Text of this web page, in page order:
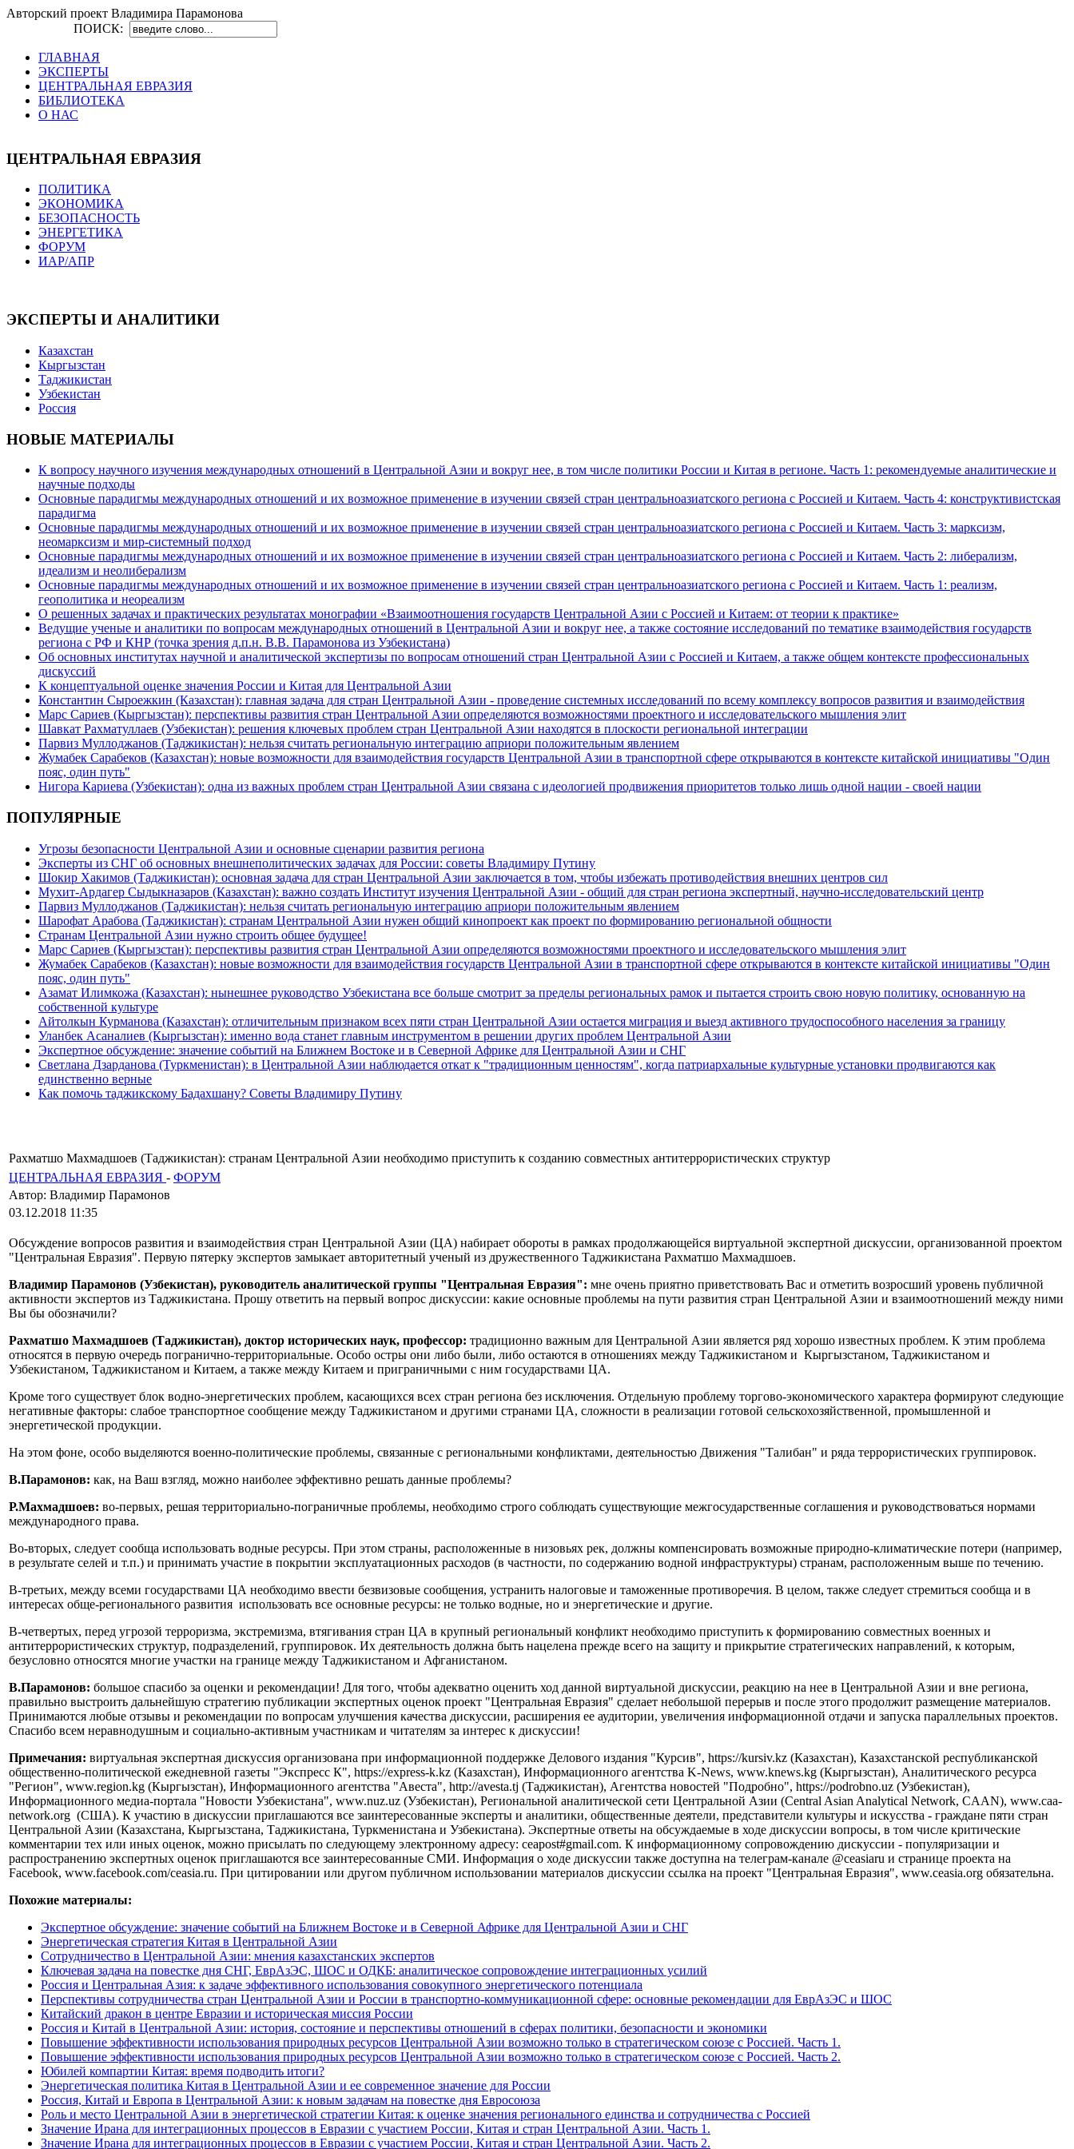
Авторский проект Владимира Парамонова
ПОИСК:
ГЛАВНАЯ
ЭКСПЕРТЫ
ЦЕНТРАЛЬНАЯ ЕВРАЗИЯ
БИБЛИОТЕКА
О НАС
ЦЕНТРАЛЬНАЯ ЕВРАЗИЯ
ПОЛИТИКА
ЭКОНОМИКА
БЕЗОПАСНОСТЬ
ЭНЕРГЕТИКА
ФОРУМ
ИАР/АПР
ЭКСПЕРТЫ И АНАЛИТИКИ
Казахстан
Кыргызстан
Таджикистан
Узбекистан
Россия
НОВЫЕ МАТЕРИАЛЫ
К вопросу научного изучения международных отношений в Центральной Азии и вокруг нее, в том числе политики России и Китая в регионе. Часть 1: рекомендуемые аналитические и
научные подходы
Основные парадигмы международных отношений и их возможное применение в изучении связей стран центральноазиатского региона с Россией и Китаем. Часть 4: конструктивистская
парадигма
Основные парадигмы международных отношений и их возможное применение в изучении связей стран центральноазиатского региона с Россией и Китаем. Часть 3: марксизм,
неомарксизм и мир-системный подход
Основные парадигмы международных отношений и их возможное применение в изучении связей стран центральноазиатского региона с Россией и Китаем. Часть 2: либерализм,
идеализм и неолиберализм
Основные парадигмы международных отношений и их возможное применение в изучении связей стран центральноазиатского региона с Россией и Китаем. Часть 1: реализм,
геополитика и неореализм
О решенных задачах и практических результатах монографии «Взаимоотношения государств Центральной Азии с Россией и Китаем: от теории к практике»
Ведущие ученые и аналитики по вопросам международных отношений в Центральной Азии и вокруг нее, а также состояние исследований по тематике взаимодействия государств
региона с РФ и КНР (точка зрения д.п.н. В.В. Парамонова из Узбекистана)
Об основных институтах научной и аналитической экспертизы по вопросам отношений стран Центральной Азии с Россией и Китаем, а также общем контексте профессиональных
дискуссий
К концептуальной оценке значения России и Китая для Центральной Азии
Константин Сыроежкин (Казахстан): главная задача для стран Центральной Азии - проведение системных исследований по всему комплексу вопросов развития и взаимодействия
Марс Сариев (Кыргызстан): перспективы развития стран Центральной Азии определяются возможностями проектного и исследовательского мышления элит
Шавкат Рахматуллаев (Узбекистан): решения ключевых проблем стран Центральной Азии находятся в плоскости региональной интеграции
Парвиз Муллоджанов (Таджикистан): нельзя считать региональную интеграцию априори положительным явлением
Жумабек Сарабеков (Казахстан): новые возможности для взаимодействия государств Центральной Азии в транспортной сфере открываются в контексте китайской инициативы "Один
пояс, один путь"
Нигора Кариева (Узбекистан): одна из важных проблем стран Центральной Азии связана с идеологией продвижения приоритетов только лишь одной нации - своей нации
ПОПУЛЯРНЫЕ
Угрозы безопасности Центральной Азии и основные сценарии развития региона
Эксперты из СНГ об основных внешнеполитических задачах для России: советы Владимиру Путину
Шокир Хакимов (Таджикистан): основная задача для стран Центральной Азии заключается в том, чтобы избежать противодействия внешних центров сил
Мухит-Ардагер Сыдыкназаров (Казахстан): важно создать Институт изучения Центральной Азии - общий для стран региона экспертный, научно-исследовательский центр
Парвиз Муллоджанов (Таджикистан): нельзя считать региональную интеграцию априори положительным явлением
Шарофат Арабова (Таджикистан): странам Центральной Азии нужен общий кинопроект как проект по формированию региональной общности
Странам Центральной Азии нужно строить общее будущее!
Марс Сариев (Кыргызстан): перспективы развития стран Центральной Азии определяются возможностями проектного и исследовательского мышления элит
Жумабек Сарабеков (Казахстан): новые возможности для взаимодействия государств Центральной Азии в транспортной сфере открываются в контексте китайской инициативы "Один
пояс, один путь"
Азамат Илимкожа (Казахстан): нынешнее руководство Узбекистана все больше смотрит за пределы региональных рамок и пытается строить свою новую политику, основанную на
собственной культуре
Айтолкын Курманова (Казахстан): отличительным признаком всех пяти стран Центральной Азии остается миграция и выезд активного трудоспособного населения за границу
Уланбек Асаналиев (Кыргызстан): именно вода станет главным инструментом в решении других проблем Центральной Азии
Экспертное обсуждение: значение событий на Ближнем Востоке и в Северной Африке для Центральной Азии и СНГ
Светлана Дзарданова (Туркменистан): в Центральной Азии наблюдается откат к "традиционным ценностям", когда патриархальные культурные установки продвигаются как
единственно верные
Как помочь таджикскому Бадахшану? Советы Владимиру Путину
Рахматшо Махмадшоев (Таджикистан): странам Центральной Азии необходимо приступить к созданию совместных антитеррористических структур
ЦЕНТРАЛЬНАЯ ЕВРАЗИЯ - ФОРУМ
Автор: Владимир Парамонов
03.12.2018 11:35
Обсуждение вопросов развития и взаимодействия стран Центральной Азии (ЦА) набирает обороты в рамках продолжающейся виртуальной экспертной дискуссии, организованной проектом
"Центральная Евразия". Первую пятерку экспертов замыкает авторитетный ученый из дружественного Таджикистана Рахматшо Махмадшоев.
Владимир Парамонов (Узбекистан), руководитель аналитической группы "Центральная Евразия": мне очень приятно приветствовать Вас и отметить возросший уровень публичной
активности экспертов из Таджикистана. Прошу ответить на первый вопрос дискуссии: какие основные проблемы на пути развития стран Центральной Азии и взаимоотношений между ними
Вы бы обозначили?
Рахматшо Махмадшоев (Таджикистан), доктор исторических наук, профессор: традиционно важным для Центральной Азии является ряд хорошо известных проблем. К этим проблема
относятся в первую очередь погранично-территориальные. Особо остры они либо были, либо остаются в отношениях между Таджикистаном и Кыргызстаном, Таджикистаном и
Узбекистаном, Таджикистаном и Китаем, а также между Китаем и приграничными с ним государствами ЦА.
Кроме того существует блок водно-энергетических проблем, касающихся всех стран региона без исключения. Отдельную проблему торгово-экономического характера формируют следующие
негативные факторы: слабое транспортное сообщение между Таджикистаном и другими странами ЦА, сложности в реализации готовой сельскохозяйственной, промышленной и
энергетической продукции.
На этом фоне, особо выделяются военно-политические проблемы, связанные с региональными конфликтами, деятельностью Движения "Талибан" и ряда террористических группировок.
В.Парамонов: как, на Ваш взгляд, можно наиболее эффективно решать данные проблемы?
Р.Махмадшоев: во-первых, решая территориально-пограничные проблемы, необходимо строго соблюдать существующие межгосударственные соглашения и руководствоваться нормами
международного права.
Во-вторых, следует сообща использовать водные ресурсы. При этом страны, расположенные в низовьях рек, должны компенсировать возможные природно-климатические потери (например,
в результате селей и т.п.) и принимать участие в покрытии эксплуатационных расходов (в частности, по содержанию водной инфраструктуры) странам, расположенным выше по течению.
В-третьих, между всеми государствами ЦА необходимо ввести безвизовые сообщения, устранить налоговые и таможенные противоречия. В целом, также следует стремиться сообща и в
интересах обще-регионального развития использовать все основные ресурсы: не только водные, но и энергетические и другие.
В-четвертых, перед угрозой терроризма, экстремизма, втягивания стран ЦА в крупный региональный конфликт необходимо приступить к формированию совместных военных и
антитеррористических структур, подразделений, группировок. Их деятельность должна быть нацелена прежде всего на защиту и прикрытие стратегических направлений, к которым,
безусловно относятся многие участки на границе между Таджикистаном и Афганистаном.
В.Парамонов: большое спасибо за оценки и рекомендации! Для того, чтобы адекватно оценить ход данной виртуальной дискуссии, реакцию на нее в Центральной Азии и вне региона,
правильно выстроить дальнейшую стратегию публикации экспертных оценок проект "Центральная Евразия" сделает небольшой перерыв и после этого продолжит размещение материалов.
Принимаются любые отзывы и рекомендации по вопросам улучшения качества дискуссии, расширения ее аудитории, увеличения информационной отдачи и запуска параллельных проектов.
Спасибо всем неравнодушным и социально-активным участникам и читателям за интерес к дискуссии!
Примечания: виртуальная экспертная дискуссия организована при информационной поддержке Делового издания "Курсив", https://kursiv.kz (Казахстан), Казахстанской республиканской
общественно-политической ежедневной газеты "Экспресс К", https://express-k.kz (Казахстан), Информационного агентства K-News, www.knews.kg (Кыргызстан), Аналитического ресурса
"Регион", www.region.kg (Кыргызстан), Информационного агентства "Авеста", http://avesta.tj (Таджикистан), Агентства новостей "Подробно", https://podrobno.uz (Узбекистан),
Информационного медиа-портала "Новости Узбекистана", www.nuz.uz (Узбекистан), Региональной аналитической сети Центральной Азии (Central Asian Analytical Network, CAAN), www.caa-
network.org (США). К участию в дискуссии приглашаются все заинтересованные эксперты и аналитики, общественные деятели, представители культуры и искусства - граждане пяти стран
Центральной Азии (Казахстана, Кыргызстана, Таджикистана, Туркменистана и Узбекистана). Экспертные ответы на обсуждаемые в ходе дискуссии вопросы, в том числе критические
комментарии тех или иных оценок, можно присылать по следующему электронному адресу: ceapost#gmail.com. К информационному сопровождению дискуссии - популяризации и
распространению экспертных оценок приглашаются все заинтересованные СМИ. Информация о ходе дискуссии также доступна на телеграм-канале @ceasiaru и странице проекта на
Facebook, www.facebook.com/ceasia.ru. При цитировании или другом публичном использовании материалов дискуссии ссылка на проект "Центральная Евразия", www.ceasia.org обязательна.
Похожие материалы:
Экспертное обсуждение: значение событий на Ближнем Востоке и в Северной Африке для Центральной Азии и СНГ
Энергетическая стратегия Китая в Центральной Азии
Сотрудничество в Центральной Азии: мнения казахстанских экспертов
Ключевая задача на повестке дня СНГ, ЕврАзЭС, ШОС и ОДКБ: аналитическое сопровождение интеграционных усилий
Россия и Центральная Азия: к задаче эффективного использования совокупного энергетического потенциала
Перспективы сотрудничества стран Центральной Азии и России в транспортно-коммуникационной сфере: основные рекомендации для ЕврАзЭС и ШОС
Китайский дракон в центре Евразии и историческая миссия России
Россия и Китай в Центральной Азии: история, состояние и перспективы отношений в сферах политики, безопасности и экономики
Повышение эффективности использования природных ресурсов Центральной Азии возможно только в стратегическом союзе с Россией. Часть 1.
Повышение эффективности использования природных ресурсов Центральной Азии возможно только в стратегическом союзе с Россией. Часть 2.
Юбилей компартии Китая: время подводить итоги?
Энергетическая политика Китая в Центральной Азии и ее современное значение для России
Россия, Китай и Европа в Центральной Азии: к новым задачам на повестке дня Евросоюза
Роль и место Центральной Азии в энергетической стратегии Китая: к оценке значения регионального единства и сотрудничества с Россией
Значение Ирана для интеграционных процессов в Евразии с участием России, Китая и стран Центральной Азии. Часть 1.
Значение Ирана для интеграционных процессов в Евразии с участием России, Китая и стран Центральной Азии. Часть 2.